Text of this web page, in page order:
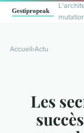
Accueil›Actu
Les